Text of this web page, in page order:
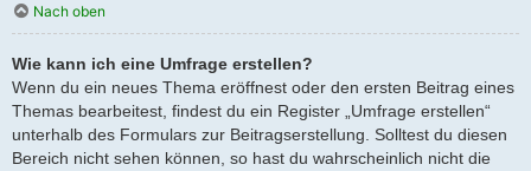
Nach oben
Wie kann ich eine Umfrage erstellen?
Wenn du ein neues Thema eröffnest oder den ersten Beitrag eines
Themas bearbeitest, findest du ein Register „Umfrage erstellen“
unterhalb des Formulars zur Beitragserstellung. Solltest du diesen
Bereich nicht sehen können, so hast du wahrscheinlich nicht die